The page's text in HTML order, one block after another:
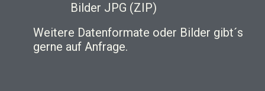
Bilder JPG (ZIP)
Weitere Datenformate oder Bilder gibt´s
gerne auf Anfrage.